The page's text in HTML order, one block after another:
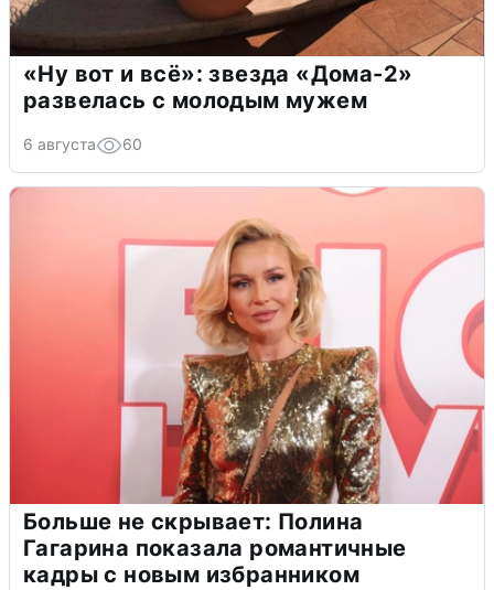
«Ну вот и всё»: звезда «Дома-2»
развелась с молодым мужем
6 августа 60
Больше не скрывает: Полина
Гагарина показала романтичные
кадры с новым избранником